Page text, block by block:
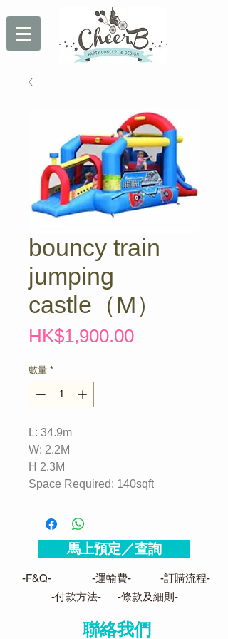
bouncy train
jumping
castle（M）
HK$1,900.00價
數量 *
L: 34.9m
W: 2.2M
H 2.3M
Space Required: 140sqft
馬上預定／查詢
-運輸費-
-F&Q-
-付款方法-
-訂購流程-
-條款及細則-
聯絡我們